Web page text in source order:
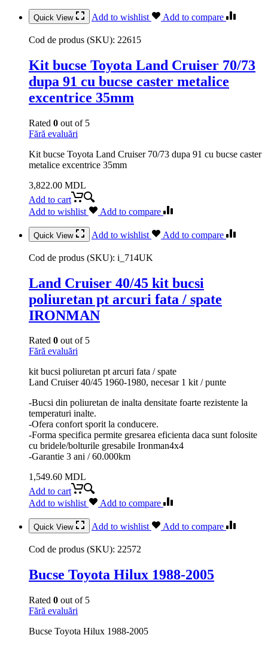
Quick View Add to wishlist Add to compare
Cod de produs (SKU): 22615
Kit bucse Toyota Land Cruiser 70/73
dupa 91 cu bucse caster metalice
excentrice 35mm
Rated 0 out of 5
Fără evaluări
Kit bucse Toyota Land Cruiser 70/73 dupa 91 cu bucse caster
metalice excentrice 35mm
3,822.00 MDL
Add to cart
Add to wishlist
Add to compare
Quick View Add to wishlist Add to compare
Cod de produs (SKU): i_714UK
Land Cruiser 40/45 kit bucsi
poliuretan pt arcuri fata / spate
IRONMAN
Rated 0 out of 5
Fără evaluări
kit bucsi poliuretan pt arcuri fata / spate
Land Cruiser 40/45 1960-1980, necesar 1 kit / punte
-Bucsi din poliuretan de inalta densitate foarte rezistente la
temperaturi inalte.
-Ofera confort sporit la conducere.
-Forma specifica permite gresarea eficienta daca sunt folosite
cu bridele/bolturile gresabile Ironman4x4
-Garantie 3 ani / 60.000km
1,549.60 MDL
Add to cart
Add to wishlist
Add to compare
Quick View Add to wishlist Add to compare
Cod de produs (SKU): 22572
Bucse Toyota Hilux 1988-2005
Rated 0 out of 5
Fără evaluări
Bucse Toyota Hilux 1988-2005